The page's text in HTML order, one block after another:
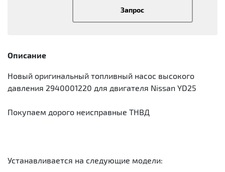
Запрос
Описание
Новый оригинальный топливный насос высокого
давления 2940001220 для двигателя Nissan YD25
Покупаем дорого неисправные ТНВД
Устанавливается на следующие модели: